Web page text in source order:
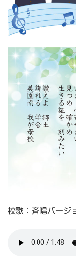
校歌：斉唱バージ